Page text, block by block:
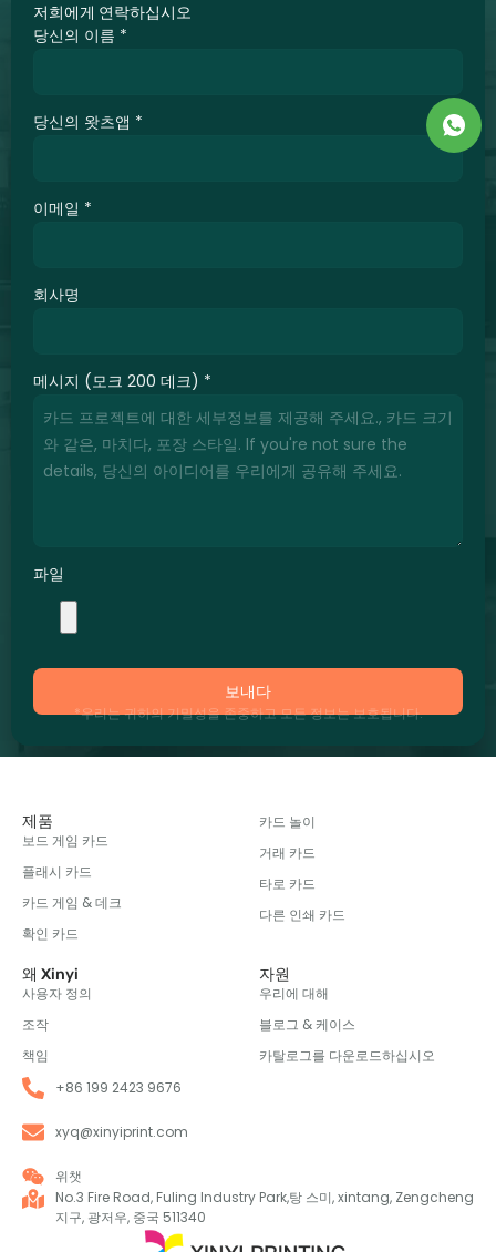
저희에게 연락하십시오
당신의 이름 *
당신의 왓츠앱 *
이메일 *
회사명
메시지 (모크 200 데크) *
파일
보내다
*우리는 귀하의 기밀성을 존중하고 모든 정보는 보호됩니다.
제품
보드 게임 카드
플래시 카드
카드 게임 & 데크
확인 카드
카드 놀이
거래 카드
타로 카드
다른 인쇄 카드
왜 Xinyi
사용자 정의
조작
책임
자원
우리에 대해
블로그 & 케이스
카탈로그를 다운로드하십시오
+86 199 2423 9676
xyq@xinyiprint.com
위챗
No.3 Fire Road, Fuling Industry Park,탕 스미, xintang, Zengcheng
지구, 광저우, 중국 511340